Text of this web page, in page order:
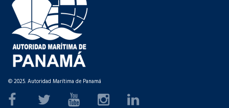
© 2025. Autoridad Marítima de Panamá